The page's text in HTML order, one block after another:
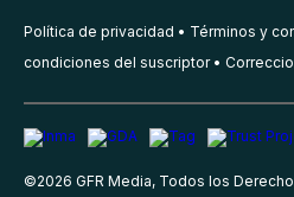
Política de privacidad Términos y
condiciones del suscriptor
©2026 GFR Media, Todos los